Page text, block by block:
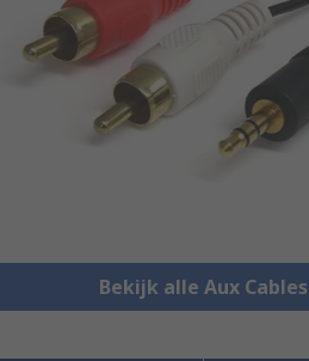
Bekijk alle Aux Cables